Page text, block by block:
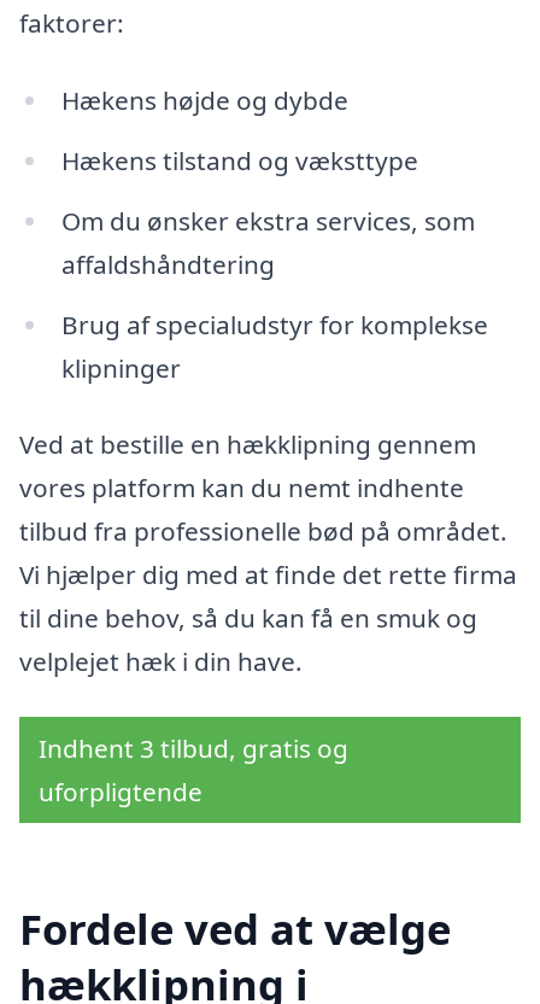
faktorer:
Hækens højde og dybde
Hækens tilstand og væksttype
Om du ønsker ekstra services, som
affaldshåndtering
Brug af specialudstyr for komplekse
klipninger
Ved at bestille en hækklipning gennem
vores platform kan du nemt indhente
tilbud fra professionelle bød på området.
Vi hjælper dig med at finde det rette firma
til dine behov, så du kan få en smuk og
velplejet hæk i din have.
Indhent 3 tilbud, gratis og
uforpligtende
Fordele ved at vælge
hækklipning i